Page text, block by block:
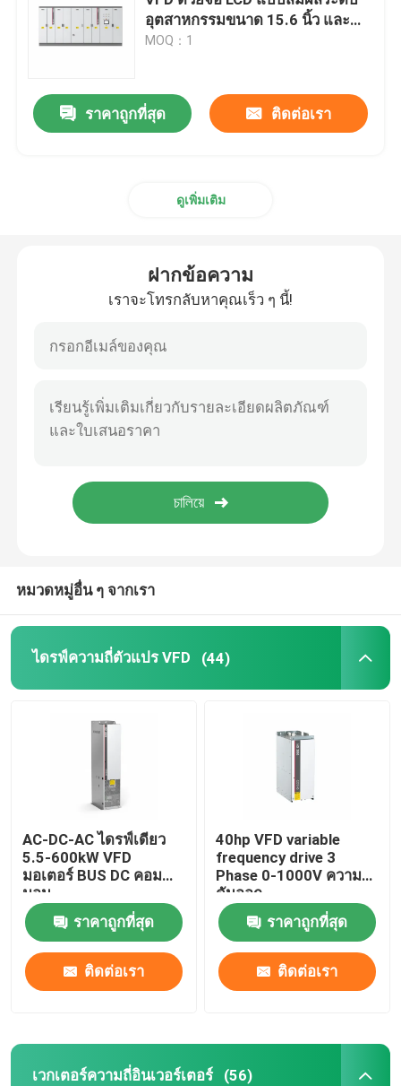
ตัวแปลงความถี่ตัวแปร
เวกเตอร์ความถี่อินเวอร์เตอร์
การขับเคลื่อนความถี่ที่เปลี่ยนแปลงสําหรับเครน
อุตสาหกรรมขนาด 15.6 นิ้ว และ
การออกแบบแบบโมดูล
MOQ：1
ราคาถูกที่สุด ติดต่อเรา
ดูเพิ่มเติม
ฝากข้อความ
เราจะโทรกลับหาคุณเร็ว ๆ นี้!
หมวดหมู่อื่น ๆ จากเรา
ไดรฟ์ความถี่ตัวแปร VFD (44)
AC-DC-AC ไดรฟ์เดียว
5.5-600kW VFD
มอเตอร์ BUS DC คอม
มอน
ราคาถูกที่สุด
ติดต่อเรา
40hp VFD variable
frequency drive 3
Phase 0-1000V ความ
ดันออก
ราคาถูกที่สุด
ติดต่อเรา
เวกเตอร์ความถี่อินเวอร์เตอร์ (56)